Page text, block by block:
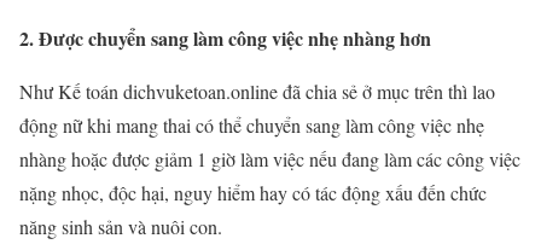
2. Được chuyển sang làm công việc nhẹ nhàng hơn
Như Kế toán dichvuketoan.online đã chia sẻ ở mục trên thì lao
động nữ khi mang thai có thể chuyển sang làm công việc nhẹ
nhàng hoặc được giảm 1 giờ làm việc nếu đang làm các công việc
nặng nhọc, độc hại, nguy hiểm hay có tác động xấu đến chức
năng sinh sản và nuôi con.